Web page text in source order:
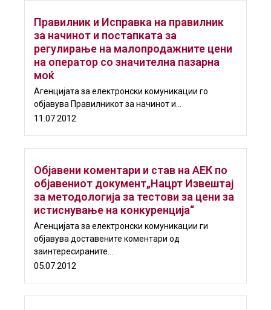
Правилник и Исправка на правилник
за начинот и постапката за
регулирање на малопродажните цени
на оператор со значителна пазарна
моќ
Aгенцијата за електронски комуникации го
објавува Правилникот за начинот и...
11.07.2012
Објавени коментари и став на АЕК по
објавениот документ„Нацрт Извештај
за методологија за тестови за цени за
истиснување на конкуренција“
Aгенцијата за електронски комуникации ги
објавува доставените коментари од
заинтересираните...
05.07.2012